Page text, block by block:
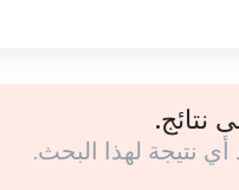
نتائج.
أي نتيجة لهذا البحث.